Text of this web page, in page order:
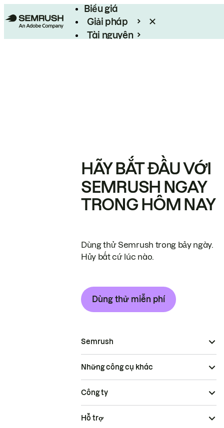
Biểu giá
Giải pháp
Tài nguyên
HÃY BẮT ĐẦU VỚI
SEMRUSH NGAY
TRONG HÔM NAY
Dùng thử Semrush trong bảy ngày.
Hủy bất cứ lúc nào.
Dùng thử miễn phí
Semrush
Những công cụ khác
Công ty
Hỗ trợ